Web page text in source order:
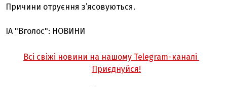
Причини отруєння з’ясовуються.
ІА "Вголос": НОВИНИ
Всі свіжі новини на нашому Telegram-каналі
Приєднуйся!